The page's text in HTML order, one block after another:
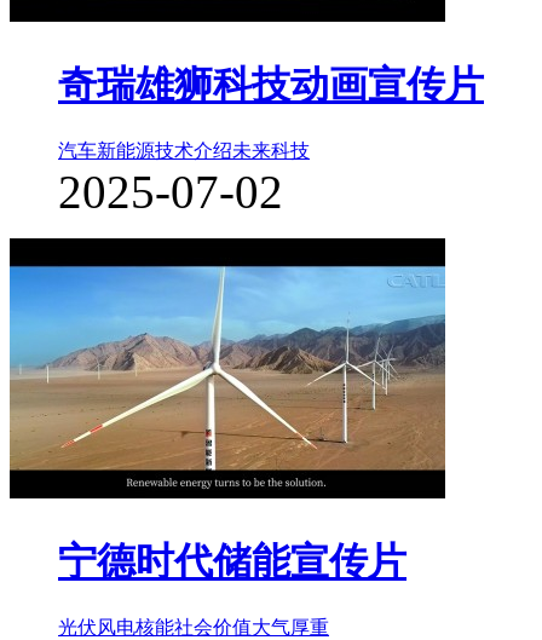
奇瑞雄狮科技动画宣传片
汽车新能源技术介绍未来科技
2025-07-02
宁德时代储能宣传片
光伏风电核能社会价值大气厚重